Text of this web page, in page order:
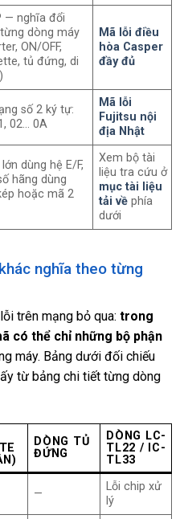
— nghĩa đổi
dòng máy
ON/OFF,
tủ đứng, di
Mã lỗi điều
hòa Casper
đầy đủ
số 2 ký tự:
02… 0A
Mã lỗi
Fujitsu nội
địa Nhật
dùng hệ E/F,
hãng dùng
hoặc mã 2
Xem bộ tài
liệu tra cứu ở
mục tài liệu
tải về phía
dưới
nghĩa theo từng
trên mạng bỏ qua: trong
có thể chỉ những bộ phận
máy. Bảng dưới đối chiếu
từ bảng chi tiết từng dòng
DÒNG TỦ
ĐỨNG
DÒNG LC-
TL22 / IC-
TL33
—
Lỗi chip xử
lý